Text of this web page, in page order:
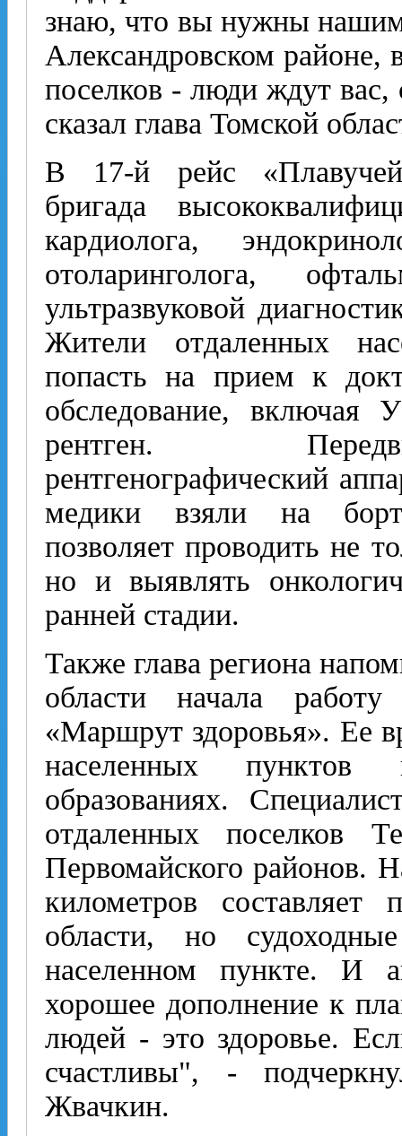
знаю, что вы нужны нашим
Александровском районе,
поселков - люди ждут вас,
сказал глава Томской
В 17-й рейс «Плавучей
бригада
кардиолога,
отоларинголога,
ультразвуковой
Жители отдаленных
попасть на прием к
обследование, включая
рентген.
рентгенографический
медики взяли на
позволяет проводить не
но и выявлять
ранней стадии.
Также глава региона
области начала работу
«Маршрут здоровья». Ее
населенных пунктов
образованиях.
отдаленных поселков
Первомайского районов.
километров
области, но
населенном пункте. И
хорошее дополнение к
людей - это здоровье.
счастливы", -
Жвачкин.